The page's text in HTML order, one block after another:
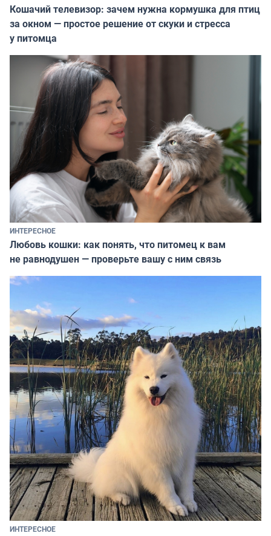
Кошачий телевизор: зачем нужна кормушка для птиц
за окном — простое решение от скуки и стресса
у питомца
ИНТЕРЕСНОЕ
Любовь кошки: как понять, что питомец к вам
не равнодушен — проверьте вашу с ним связь
ИНТЕРЕСНОЕ